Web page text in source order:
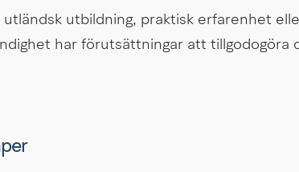
utbildning, praktisk erfarenhet
har förutsättningar att tillgodogöra